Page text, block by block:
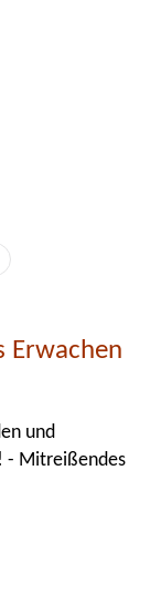
Erwachen
und
- Mitreißendes